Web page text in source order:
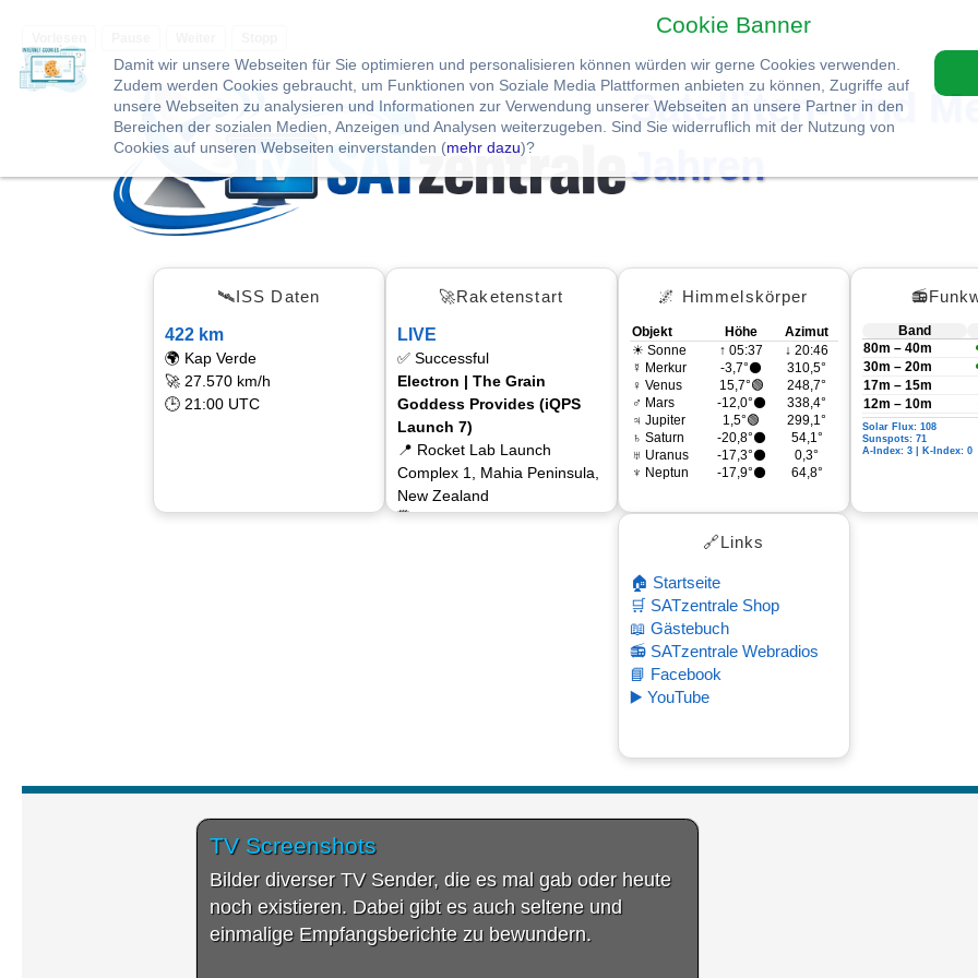
Cookie Banner
Damit wir unsere Webseiten für Sie optimieren und personalisieren können würden wir gerne Cookies verwenden.
Zudem werden Cookies gebraucht, um Funktionen von Soziale Media Plattformen anbieten zu können, Zugriffe auf
unsere Webseiten zu analysieren und Informationen zur Verwendung unserer Webseiten an unsere Partner in den
Bereichen der sozialen Medien, Anzeigen und Analysen weiterzugeben. Sind Sie widerruflich mit der Nutzung von
Cookies auf unseren Webseiten einverstanden (mehr dazu)?
Satelliten- und
Jahren
🛰ISS Daten
422 km
🌍 Kap Verde
🚀 27.570 km/h
🕒 21:00 UTC
🚀Raketenstart
LIVE
✅ Successful
Electron | The Grain
Goddess Provides (iQPS
Launch 7)
📍 Rocket Lab Launch
Complex 1, Mahia Peninsula,
New Zealand
🗓 06.08.2026 11:18
🌌 Himmelskörper
Objekt Höhe
Azimut
☀ Sonne
↑ 05:37
↓ 20:46
☿ Merkur
-3,7°⚫
310,5°
♀ Venus
15,7°🟢
248,7°
♂ Mars
-12,0°⚫
338,4°
♃ Jupiter
1,5°🟢
299,1°
♄ Saturn
-20,8°⚫
54,1°
♅ Uranus
-17,3°⚫
0,3°
♆ Neptun
-17,9°⚫ 64,8°
Band
80m – 40m
30m – 20m
17m – 15m
12m – 10m
Solar Flux: 108
Sunspots: 71
A-Index: 3 | K-Index: 0
🔗Links
🏠 Startseite
🛒 SATzentrale Shop
📖 Gästebuch
📻 SATzentrale Webradios
📘 Facebook
▶️ YouTube
TV Screenshots
Bilder diverser TV Sender, die es mal gab oder heute
noch existieren. Dabei gibt es auch seltene und
einmalige Empfangsberichte zu bewundern.